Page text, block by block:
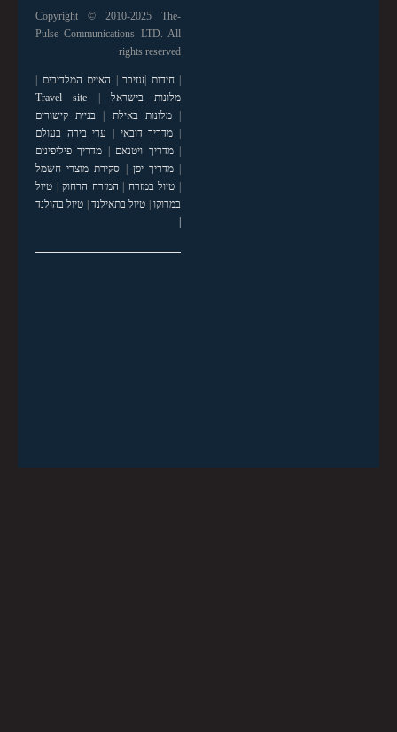
Copyright © 2010-2025 The-
Pulse Communications LTD. All
rights reserved
|חידות |זנזיבר | האיים המלדיבים |
מלונות בישראל |
Travel site
|מלונות באילת | בניית קישורים
| מדריך דובאי | ערי בירה בעולם
|מדריך ויטנאם | מדריך פיליפינים
|מדריך יפן | סקירת מוצרי חשמל
| טיול במזרח | המזרח הרחוק| טיול
במרוקו| טיול בתאילנד| טיול בהולנד
|